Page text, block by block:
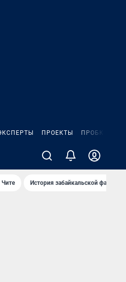
ПРОЕКТЫ ПРОБКИ
История забайкальской фамилии